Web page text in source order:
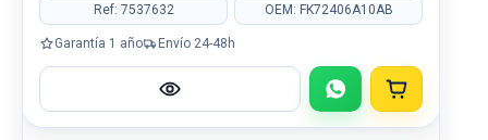
Ref: 7537632 OEM: FK72406A10AB
Garantía 1 año Envío 24-48h